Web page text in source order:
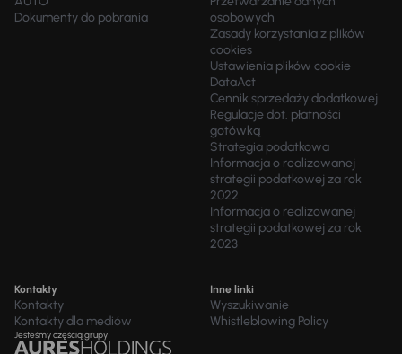
Dokumenty do pobrania
osobowych
Zasady korzystania z plików
cookies
Ustawienia plików cookie
DataAct
Cennik sprzedaży dodatkowej
Regulacje dot. płatności
gotówką
Strategia podatkowa
Informacja o realizowanej
strategii podatkowej za rok
2022
Informacja o realizowanej
strategii podatkowej za rok
2023
Kontakty
Kontakty
Kontakty dla mediów
Inne linki
Wyszukiwanie
Whistleblowing Policy
Jesteśmy częścią grupy